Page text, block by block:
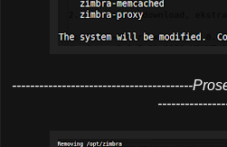
----------------------------------------